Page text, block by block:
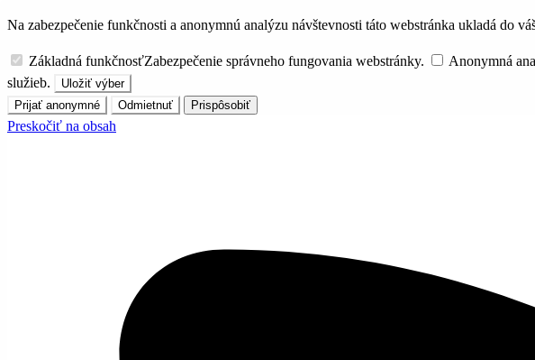
Na zabezpečenie funkčnosti a anonymnú analýzu návštevnosti táto webstránka ukladá do
Základná funkčnosťZabezpečenie správneho fungovania webstránky. Anonymná
služieb.
Uložiť výber
Prijať anonymné
Odmietnuť Prispôsobiť
Preskočiť na obsah